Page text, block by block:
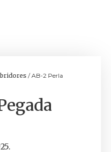
/ AB-2 Perla